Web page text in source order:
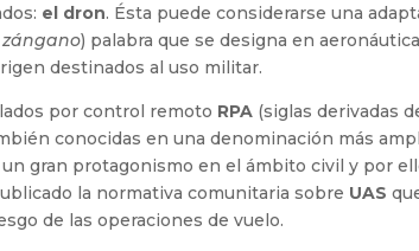
el dron. Ésta puede considerarse una
) palabra que se designa en
destinados al uso militar.
por control remoto RPA (siglas derivadas
conocidas en una denominación más
un gran protagonismo en el ámbito civil y por
la normativa comunitaria sobre UAS
de las operaciones de vuelo.